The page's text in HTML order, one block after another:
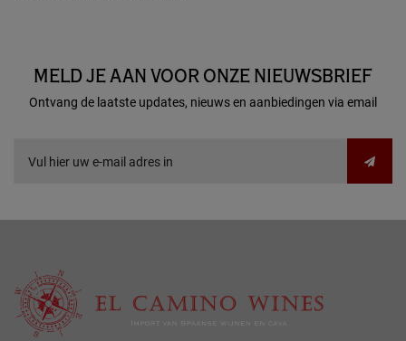
MELD JE AAN VOOR ONZE NIEUWSBRIEF
Ontvang de laatste updates, nieuws en aanbiedingen via email